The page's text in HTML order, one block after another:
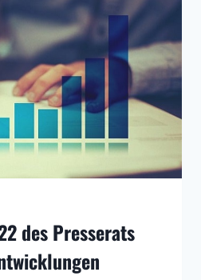
des Presserats